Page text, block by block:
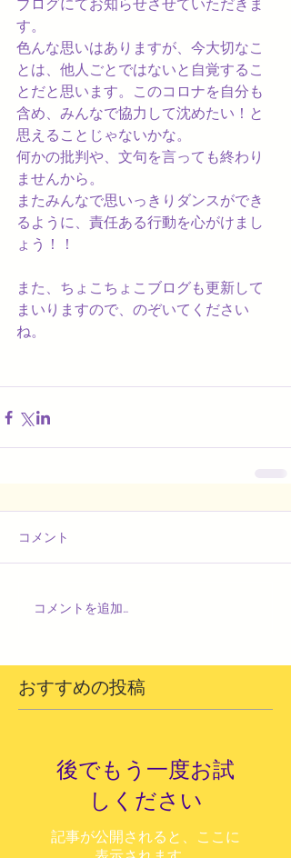
ブログにてお知らせさせていただきま
す。
色んな思いはありますが、今大切なこ
とは、他人ごとではないと自覚するこ
とだと思います。このコロナを自分も
含め、みんなで協力して沈めたい！と
思えることじゃないかな。
何かの批判や、文句を言っても終わり
ませんから。
またみんなで思いっきりダンスができ
るように、責任ある行動を心がけまし
ょう！！
また、ちょこちょこブログも更新して
まいりますので、のぞいてください
ね。
コメント
コメントを追加…
おすすめの投稿
後でもう一度お試
しください
記事が公開されると、ここに